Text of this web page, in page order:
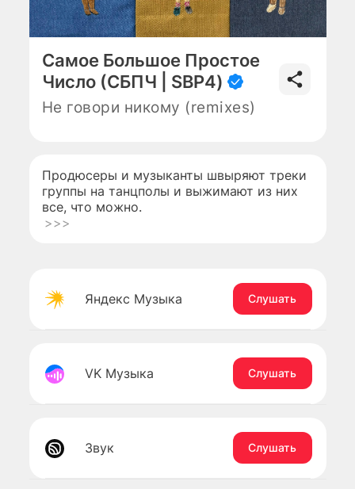
Самое Большое Простое
Число (СБПЧ | SBP4)
Не говори никому (remixes)
Продюсеры и музыканты швыряют треки
группы на танцполы и выжимают из них
все, что можно.
>>>
Яндекс Музыка Слушать
VK Музыка Слушать
Звук Слушать